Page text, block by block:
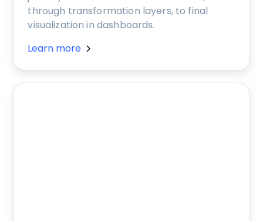
through transformation layers, to final
visualization in dashboards.
Learn more